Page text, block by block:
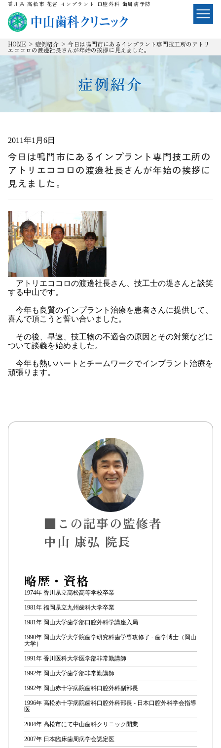
香川県 高松市 花宮 インプラント 口腔外科 歯周病予防
HOME > 症例紹介 > 今日は鳴門市にあるインプラント専門技工所のアトリ
エココロの渡邊社長さんが年始の挨拶に見えました。
症例紹介
2011年1月6日
今日は鳴門市にあるインプラント専門技工所の
アトリエココロの渡邊社長さんが年始の挨拶に
見えました。
アトリエココロの渡邊社長さん、技工士の堤さんと談笑
する中山です。
今年も良質のインプラント治療を患者さんに提供して、
喜んで頂こうと誓い合いました。
その後、早速、技工物の不適合の原因とその対策などに
ついて談義を始めました。
今年も熱いハートとチームワークでインプラント治療を
頑張ります。
■この記事の監修者
中山 康弘 院長
略歴・資格
1974年 香川県立高松高等学校卒業
1981年 福岡県立九州歯科大学卒業
1981年 岡山大学歯学部口腔外科学講座入局
1990年 岡山大学大学院歯学研究科歯学専攻修了 - 歯学博士（岡山
大学）
1991年 香川医科大学医学部非常勤講師
1992年 岡山大学歯学部非常勤講師
1992年 岡山赤十字病院歯科口腔外科副部長
1996年 高松赤十字病院歯科口腔外科部長 - 日本口腔外科学会指導
医
2004年 高松市にて中山歯科クリニック開業
2007年 日本臨床歯周病学会認定医